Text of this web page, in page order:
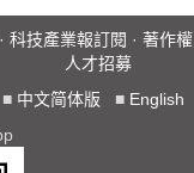
· 科技產業報訂閱 · 著作權
人才招募
■ 中文简体版 ■ English